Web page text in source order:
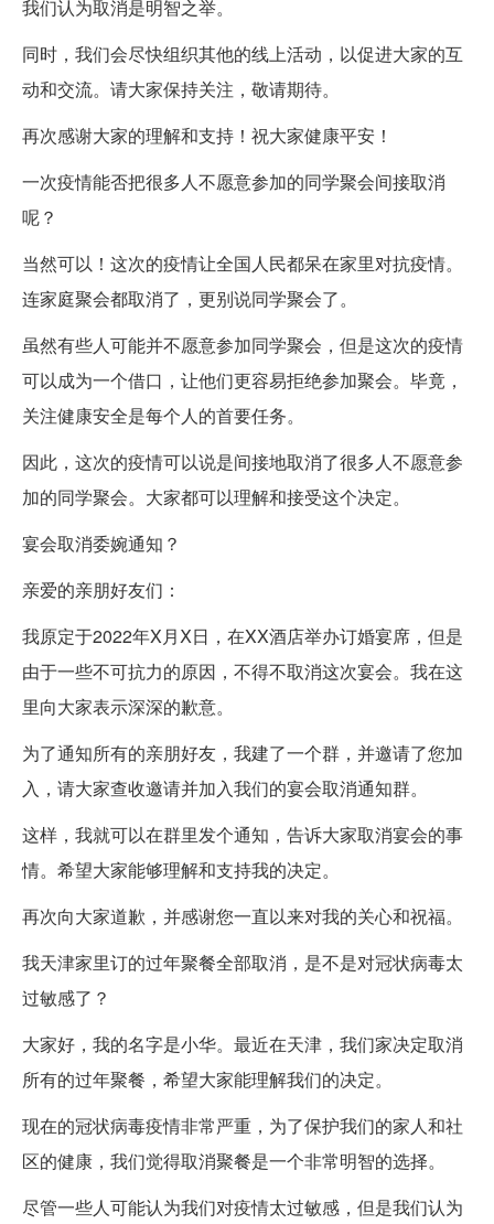
我们认为取消是明智之举。
同时，我们会尽快组织其他的线上活动，以促进大家的互
动和交流。请大家保持关注，敬请期待。
再次感谢大家的理解和支持！祝大家健康平安！
一次疫情能否把很多人不愿意参加的同学聚会间接取消
呢？
当然可以！这次的疫情让全国人民都呆在家里对抗疫情。
连家庭聚会都取消了，更别说同学聚会了。
虽然有些人可能并不愿意参加同学聚会，但是这次的疫情
可以成为一个借口，让他们更容易拒绝参加聚会。毕竟，
关注健康安全是每个人的首要任务。
因此，这次的疫情可以说是间接地取消了很多人不愿意参
加的同学聚会。大家都可以理解和接受这个决定。
宴会取消委婉通知？
亲爱的亲朋好友们：
我原定于2022年X月Ⅹ日，在XX酒店举办订婚宴席，但是
由于一些不可抗力的原因，不得不取消这次宴会。我在这
里向大家表示深深的歉意。
为了通知所有的亲朋好友，我建了一个群，并邀请了您加
入，请大家查收邀请并加入我们的宴会取消通知群。
这样，我就可以在群里发个通知，告诉大家取消宴会的事
情。希望大家能够理解和支持我的决定。
再次向大家道歉，并感谢您一直以来对我的关心和祝福。
我天津家里订的过年聚餐全部取消，是不是对冠状病毒太
过敏感了？
大家好，我的名字是小华。最近在天津，我们家决定取消
所有的过年聚餐，希望大家能理解我们的决定。
现在的冠状病毒疫情非常严重，为了保护我们的家人和社
区的健康，我们觉得取消聚餐是一个非常明智的选择。
尽管一些人可能认为我们对疫情太过敏感，但是我们认为